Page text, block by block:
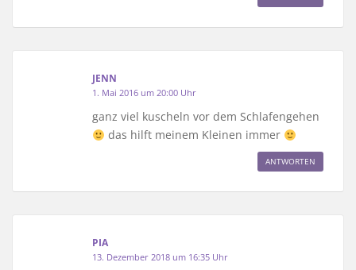
JENN
1. Mai 2016 um 20:00 Uhr
ganz viel kuscheln vor dem Schlafengehen
das hilft meinem Kleinen immer
ANTWORTEN
PIA
13. Dezember 2018 um 16:35 Uhr